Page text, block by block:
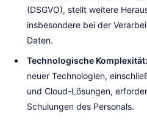
(DSGVO), stellt weitere
insbesondere bei der
Daten.
Technologische Komplexität:
neuer Technologien,
und Cloud-Lösungen,
Schulungen des Personals.